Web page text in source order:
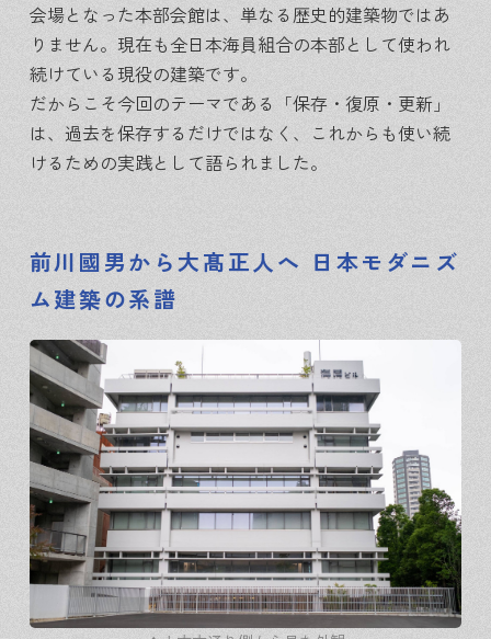
会場となった本部会館は、単なる歴史的建築物ではあ
りません。現在も全日本海員組合の本部として使われ
続けている現役の建築です。
だからこそ今回のテーマである「保存・復原・更新」
は、過去を保存するだけではなく、これからも使い続
けるための実践として語られました。
前川國男から大髙正人へ 日本モダニズ
ム建築の系譜